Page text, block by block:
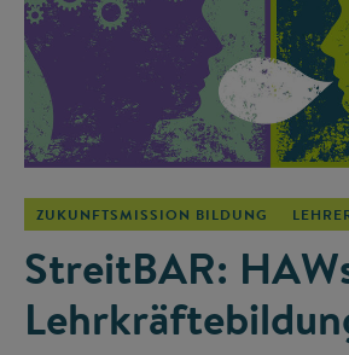
ZUKUNFTSMISSION BILDUNG
StreitBAR: